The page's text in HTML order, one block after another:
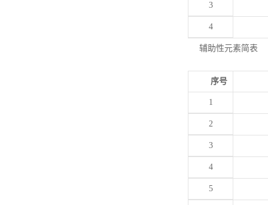
3
4
辅助性元素简表
序号
1
2
3
4
5